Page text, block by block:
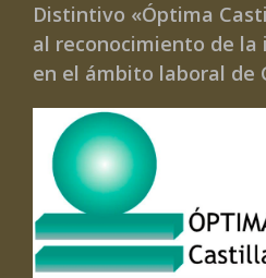
Distintivo «Óptima
al reconocimiento de la
en el ámbito laboral de